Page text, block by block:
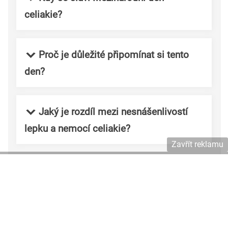
celiakie?
Proč je důležité připomínat si tento
den?
Jaký je rozdíl mezi nesnášenlivostí
lepku a nemocí celiakie?
Zavřít reklamu